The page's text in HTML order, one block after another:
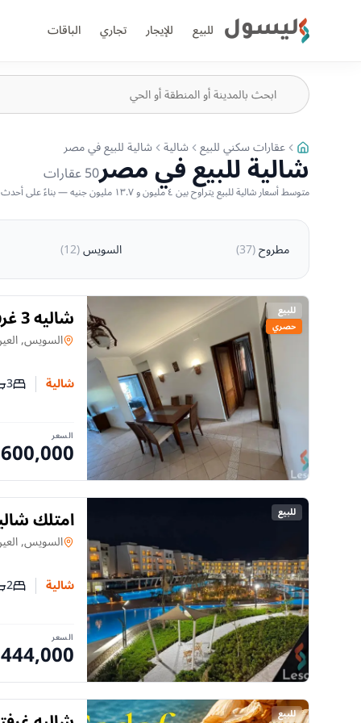
ليسول للبيع للإيجار تجاري الباقات
عقارات سكني للبيع شالية شالية للبيع في مصر
شالية للبيع في مصر50عقارات
متوسط أسعار شالية للبيع يتراوح بين ٤ مليون و ١٣.٧ مليون جنيه — بناءً على أحدث العروض المتاحة
مطروح(
37
) السويس(
12
)
للبيع
حصري السخنة
شاليةفيالسويس,
شالية
عدد3
السعر
للبيع امتلك
10 سنواتشاليةفيالسويس,
شالية
عدد2
السعر
للبيع